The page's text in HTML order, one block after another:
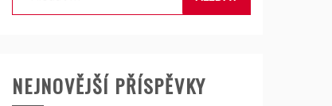
NEJNOVĚJŠÍ PŘÍSPĚVKY